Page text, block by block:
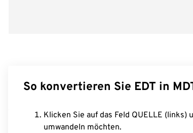
So konvertieren Sie EDT in
Klicken Sie auf das Feld QUELLE (links)
umwandeln möchten.